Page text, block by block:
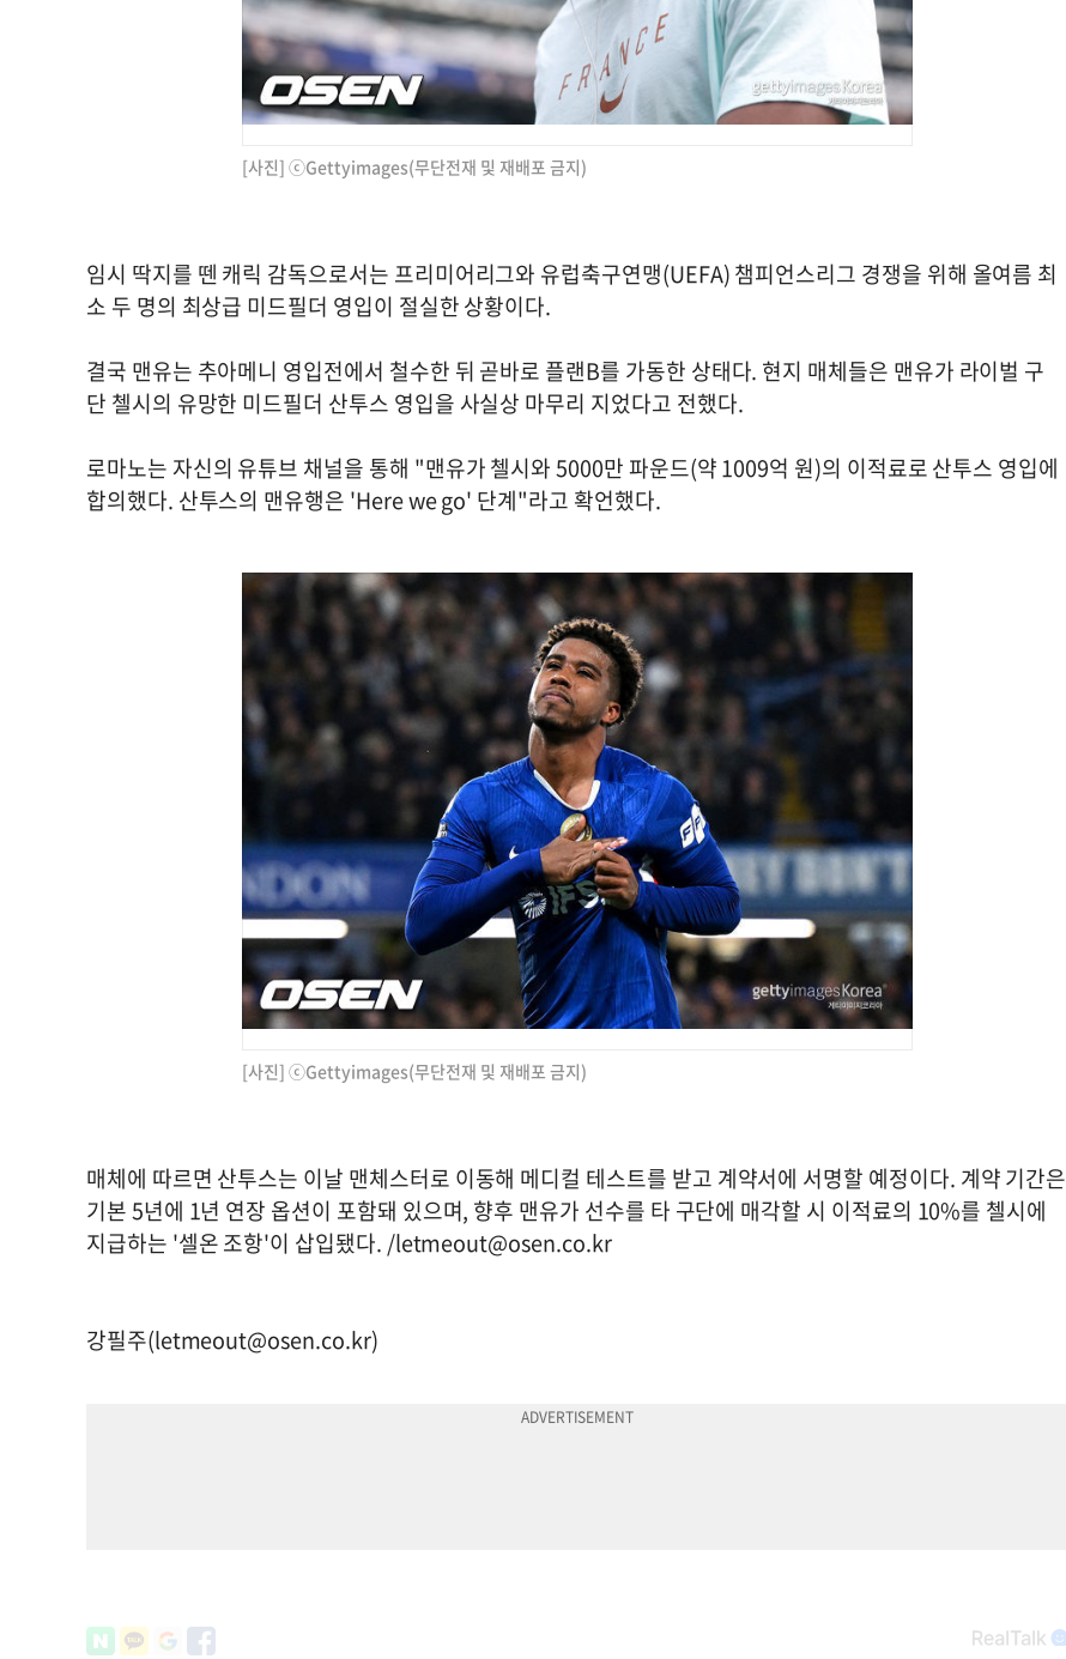
[사진] ⓒGettyimages(무단전재 및 재배포 금지)
임시 딱지를 뗀 캐릭 감독으로서는 프리미어리그와 유럽축구연맹(UEFA) 챔피언스리그 경쟁을 위해 올여름 최
소 두 명의 최상급 미드필더 영입이 절실한 상황이다.
결국 맨유는 추아메니 영입전에서 철수한 뒤 곧바로 플랜B를 가동한 상태다. 현지 매체들은 맨유가 라이벌 구
단 첼시의 유망한 미드필더 산투스 영입을 사실상 마무리 지었다고 전했다.
로마노는 자신의 유튜브 채널을 통해 "맨유가 첼시와 5000만 파운드(약 1009억 원)의 이적료로 산투스 영입에
합의했다. 산투스의 맨유행은 'Here we go' 단계"라고 확언했다.
[사진] ⓒGettyimages(무단전재 및 재배포 금지)
매체에 따르면 산투스는 이날 맨체스터로 이동해 메디컬 테스트를 받고 계약서에 서명할 예정이다. 계약 기간은
기본 5년에 1년 연장 옵션이 포함돼 있으며, 향후 맨유가 선수를 타 구단에 매각할 시 이적료의 10%를 첼시에
지급하는 '셀온 조항'이 삽입됐다. /letmeout@osen.co.kr
강필주(letmeout@osen.co.kr)